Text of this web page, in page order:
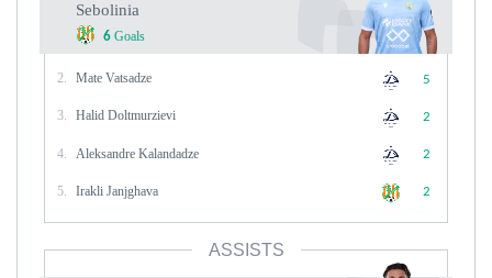
Sebolinia
6 Goals
2. Mate Vatsadze 5
3. Halid Doltmurzievi 2
4. Aleksandre Kalandadze 2
5. Irakli Janjghava 2
ASSISTS